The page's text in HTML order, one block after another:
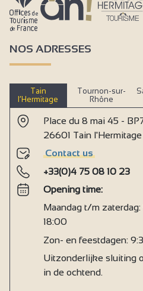
NOS ADRESSES
Tain
l’Hermitage
Tournon-sur-
Rhône
Place du 8 mai 45 -
26601 Tain
Contact us
+33(0)4 75 08 10 23
Opening time:
Maandag t/m
18:00
Zon- en feestdagen:
Uitzonderlijke sluiting
in de ochtend.